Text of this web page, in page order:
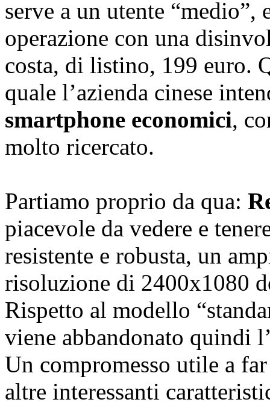
serve a un utente
operazione con una
costa, di listino, 199 euro.
quale l’azienda cinese
smartphone economici,
molto ricercato.
Partiamo proprio da qua:
piacevole da vedere e
resistente e robusta, un
risoluzione di 2400x1080
Rispetto al modello
viene abbandonato quindi
Un compromesso utile a
altre interessanti